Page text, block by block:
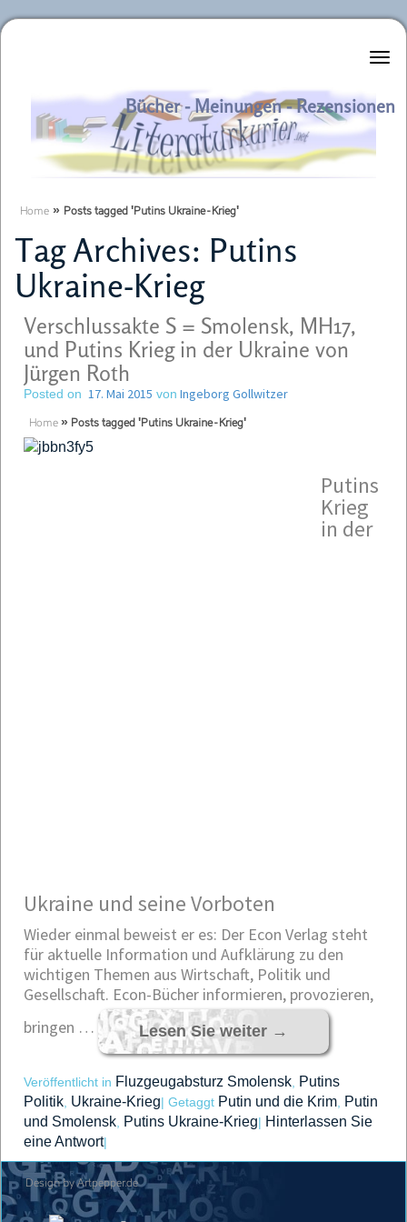
Literaturkurier.net
Bücher - Meinungen - Rezensionen
Home » Posts tagged 'Putins Ukraine-Krieg'
Tag Archives: Putins
Ukraine-Krieg
Verschlussakte S = Smolensk, MH17,
und Putins Krieg in der Ukraine von
Jürgen Roth
Posted on 17. Mai 2015 von Ingeborg Gollwitzer
Home » Posts tagged 'Putins Ukraine-Krieg'
Putins
Krieg
in der
Ukraine und seine Vorboten
Wieder einmal beweist er es: Der Econ Verlag steht
für aktuelle Information und Aufklärung zu den
wichtigen Themen aus Wirtschaft, Politik und
Gesellschaft. Econ-Bücher informieren, provozieren,
bringen …
Lesen Sie weiter →
Veröffentlicht in Fluzgeugabsturz Smolensk Putins
Politik Ukraine-Krieg| Getaggt Putin und die Krim Putin
und Smolensk Putins Ukraine-Krieg| Hinterlassen Sie
eine Antwort|
Design by Artpepper.de